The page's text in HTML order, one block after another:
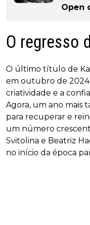
Open
O regresso
O último título de
em outubro de
criatividade e a
Agora, um ano mais
para recuperar e
um número
Svitolina e Beatriz
no início da época